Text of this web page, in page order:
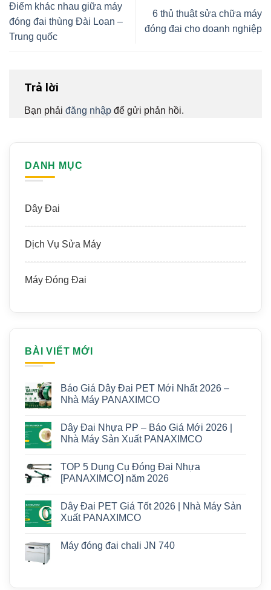
Điểm khác nhau giữa máy
đóng đai thùng Đài Loan –
Trung quốc
6 thủ thuật sửa chữa máy
đóng đai cho doanh nghiệp
Trả lời
Bạn phải đăng nhập để gửi phản hồi.
DANH MỤC
Dây Đai
Dịch Vụ Sửa Máy
Máy Đóng Đai
BÀI VIẾT MỚI
Báo Giá Dây Đai PET Mới Nhất 2026 –
Nhà Máy PANAXIMCO
Dây Đai Nhựa PP – Báo Giá Mới 2026 |
Nhà Máy Sản Xuất PANAXIMCO
TOP 5 Dụng Cụ Đóng Đai Nhựa
[PANAXIMCO] năm 2026
Dây Đai PET Giá Tốt 2026 | Nhà Máy Sản
Xuất PANAXIMCO
Máy đóng đai chali JN 740